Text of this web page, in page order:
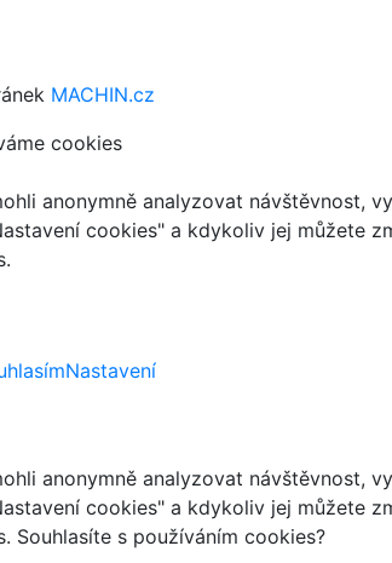
MACHIN.cz
cookies
anonymně analyzovat návštěvnost,
cookies" a kdykoliv jej můžete
Nastavení
anonymně analyzovat návštěvnost,
cookies" a kdykoliv jej můžete
Souhlasíte s používáním cookies?